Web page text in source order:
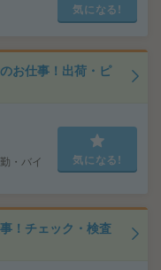
気になる!
お仕事！出荷・ピ
・バイ
気になる!
！チェック・検査